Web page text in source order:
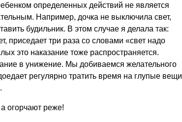
определенных действий не является
Например, дочка не выключила свет,
будильник. В этом случае я делала так:
приседает три раза со словами «свет надо
это наказание тоже распространяется.
в унижение. Мы добиваемся желательного
регулярно тратить время на глупые вещи
огорчают реже!